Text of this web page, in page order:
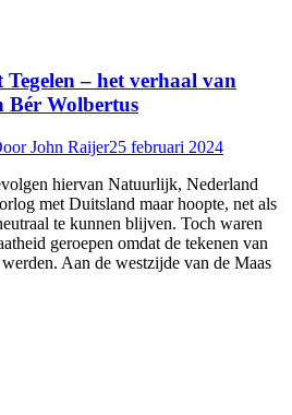
– het verhaal van
Bér Wolbertus
John Raijer25 februari 2024
hiervan Natuurlijk, Nederland
met Duitsland maar hoopte, net als
te kunnen blijven. Toch waren
geroepen omdat de tekenen van
Aan de westzijde van de Maas